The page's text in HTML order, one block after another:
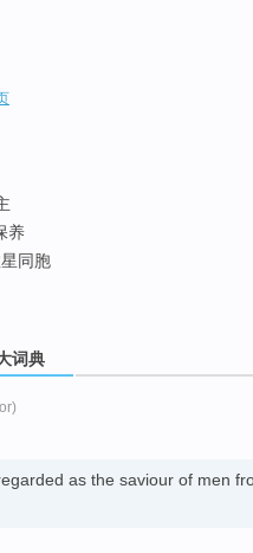
养
同胞
词典
as the saviour of men